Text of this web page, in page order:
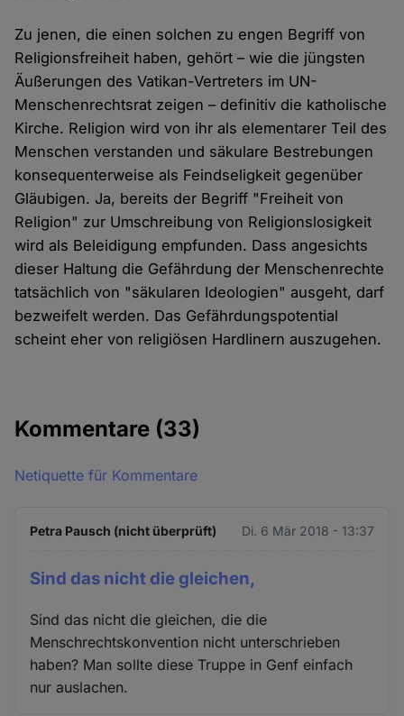
Zu jenen, die einen solchen zu engen Begriff von
Religionsfreiheit haben, gehört – wie die jüngsten
Äußerungen des Vatikan-Vertreters im UN-
Menschenrechtsrat zeigen – definitiv die katholische
Kirche. Religion wird von ihr als elementarer Teil des
Menschen verstanden und säkulare Bestrebungen
konsequenterweise als Feindseligkeit gegenüber
Gläubigen. Ja, bereits der Begriff "Freiheit von
Religion" zur Umschreibung von Religionslosigkeit
wird als Beleidigung empfunden. Dass angesichts
dieser Haltung die Gefährdung der Menschenrechte
tatsächlich von "säkularen Ideologien" ausgeht, darf
bezweifelt werden. Das Gefährdungspotential
scheint eher von religiösen Hardlinern auszugehen.
Kommentare (33)
Netiquette für Kommentare
Petra Pausch (nicht überprüft) Di. 6 Mär 2018 - 13:37
Sind das nicht die gleichen,
Sind das nicht die gleichen, die die
Menschrechtskonvention nicht unterschrieben
haben? Man sollte diese Truppe in Genf einfach
nur auslachen.